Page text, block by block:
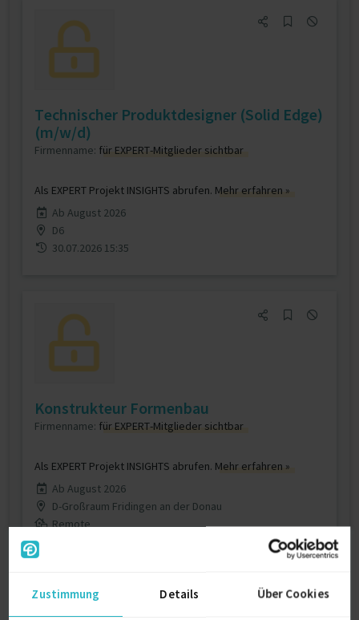
Zustimmung Details Über Cookies
Technischer Produktdesigner (Solid Edge)
(m/w/d)
Firmenname: für EXPERT-Mitglieder sichtbar
Als EXPERT Projekt INSIGHTS abrufen. Mehr erfahren »
Ab August 2026
D6
30.07.2026 15:35
Konstrukteur Formenbau
Firmenname: für EXPERT-Mitglieder sichtbar
Als EXPERT Projekt INSIGHTS abrufen. Mehr erfahren »
Ab August 2026
D-Großraum Fridingen an der Donau
Remote